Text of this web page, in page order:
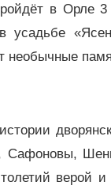
в
в усадьбе
необычные
Сафоновы,
верой